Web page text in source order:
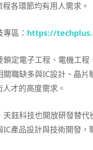
各環節均有用人需求。
區： https://
定電子工程、電機工
職缺多與IC設計、晶
才的高度需求。
天鈺科技也開放研發替
IC產品設計與技術開發